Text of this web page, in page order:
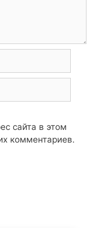
сайта в этом
комментариев.